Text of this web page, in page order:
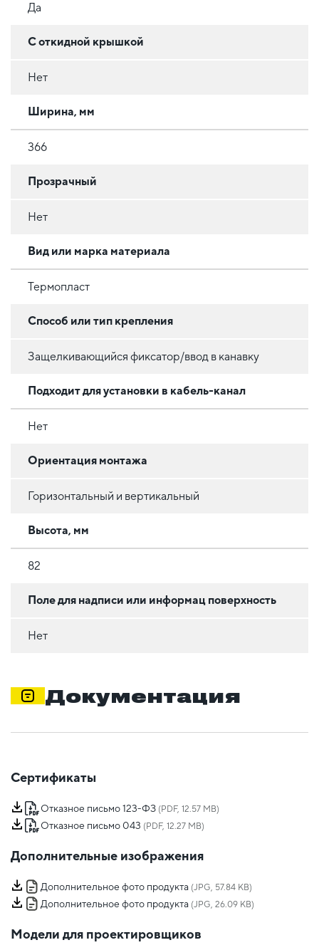
Да
С откидной крышкой
Нет
Ширина, мм
366
Прозрачный
Нет
Вид или марка материала
Термопласт
Способ или тип крепления
Защелкивающийся фиксатор/ввод в канавку
Подходит для установки в кабель-канал
Нет
Ориентация монтажа
Горизонтальный и вертикальный
Высота, мм
82
Поле для надписи или информац поверхность
Нет
Документация
Сертификаты
Отказное письмо 123-ФЗ (PDF, 12.57 MB)
Отказное письмо 043 (PDF, 12.27 MB)
Дополнительные изображения
Дополнительное фото продукта (JPG, 57.84 KB)
Дополнительное фото продукта (JPG, 26.09 KB)
Модели для проектировщиков